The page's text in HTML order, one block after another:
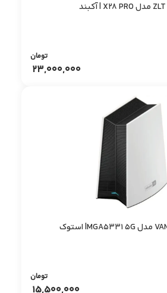
23,000,000
تومان
تومان